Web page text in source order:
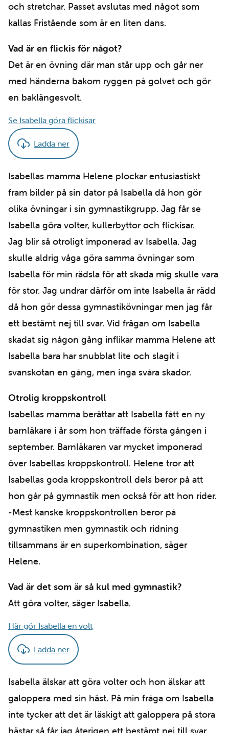
och stretchar. Passet avslutas med något som
kallas Fristående som är en liten dans.
Vad är en flickis för något?
Det är en övning där man står upp och går ner
med händerna bakom ryggen på golvet och gör
en baklängesvolt.
Se Isabella göra flickisar
Ladda ner
Isabellas mamma Helene plockar entusiastiskt
fram bilder på sin dator på Isabella då hon gör
olika övningar i sin gymnastikgrupp. Jag får se
Isabella göra volter, kullerbyttor och flickisar.
Jag blir så otroligt imponerad av Isabella. Jag
skulle aldrig våga göra samma övningar som
Isabella för min rädsla för att skada mig skulle vara
för stor. Jag undrar därför om inte Isabella är rädd
då hon gör dessa gymnastikövningar men jag får
ett bestämt nej till svar. Vid frågan om Isabella
skadat sig någon gång inflikar mamma Helene att
Isabella bara har snubblat lite och slagit i
svanskotan en gång, men inga svåra skador.
Otrolig kroppskontroll
Isabellas mamma berättar att Isabella fått en ny
barnläkare i år som hon träffade första gången i
september. Barnläkaren var mycket imponerad
över Isabellas kroppskontroll. Helene tror att
Isabellas goda kroppskontroll dels beror på att
hon går på gymnastik men också för att hon rider.
-Mest kanske kroppskontrollen beror på
gymnastiken men gymnastik och ridning
tillsammans är en superkombination, säger
Helene.
Vad är det som är så kul med gymnastik?
Att göra volter, säger Isabella.
Här gör Isabella en volt
Ladda ner
Isabella älskar att göra volter och hon älskar att
galoppera med sin häst. På min fråga om Isabella
inte tycker att det är läskigt att galoppera på stora